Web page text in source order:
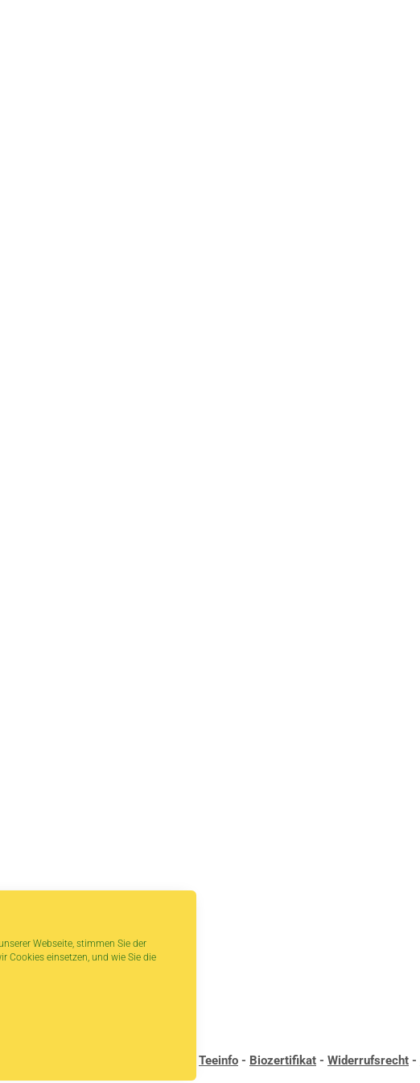
Webseite, stimmen Sie der
Cookies einsetzen, und wie Sie die
Versandbedingungen Teeinfo - Biozertifikat - Widerrufsrecht -